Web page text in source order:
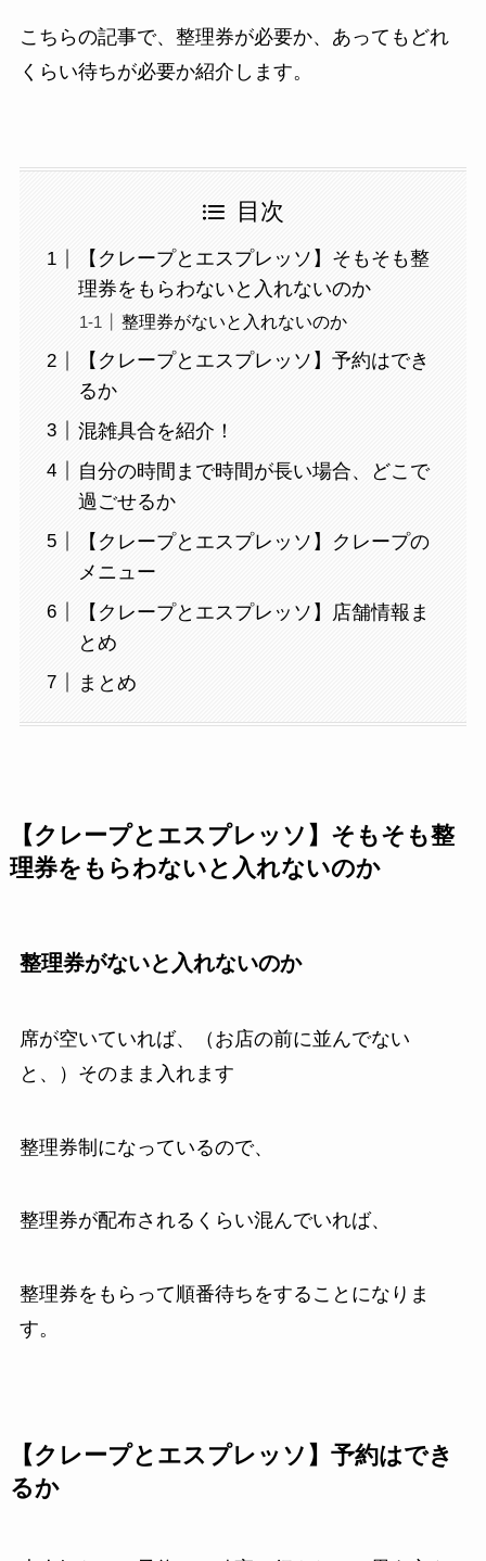
こちらの記事で、整理券が必要か、あってもどれ
くらい待ちが必要か紹介します。
目次
【クレープとエスプレッソ】そもそも整
理券をもらわないと入れないのか
整理券がないと入れないのか
【クレープとエスプレッソ】予約はでき
るか
混雑具合を紹介！
自分の時間まで時間が長い場合、どこで
過ごせるか
【クレープとエスプレッソ】クレープの
メニュー
【クレープとエスプレッソ】店舗情報ま
とめ
まとめ
【クレープとエスプレッソ】そもそも整
理券をもらわないと入れないのか
整理券がないと入れないのか
席が空いていれば、（お店の前に並んでない
と、）そのまま入れます
整理券制になっているので、
整理券が配布されるくらい混んでいれば、
整理券をもらって順番待ちをすることになりま
す。
【クレープとエスプレッソ】予約はでき
るか